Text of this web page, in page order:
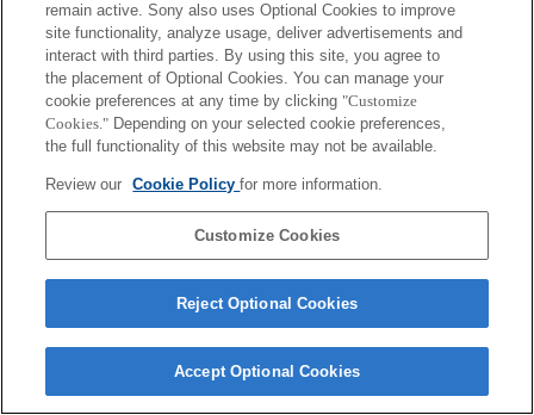
Lorsque l’interrupteur du mode de mise au point est réglé sur MF alors que AF
est sélectionné au niveau du boîtier, le mode de mise au point est manuel, mais la
distance focale n’est pas affichée. (AF ne fonctionne pas non plus.)
remain active. Sony also uses Optional Cookies to improve
site functionality, analyze usage, deliver advertisements and
interact with third parties. By using this site, you agree to
the placement of Optional Cookies. You can manage your
cookie preferences at any time by clicking "Customize
Cookies." Depending on your selected cookie preferences,
the full functionality of this website may not be available.
Review our Cookie Policyfor more information.
Customize Cookies
Reject Optional Cookies
Accept Optional Cookies